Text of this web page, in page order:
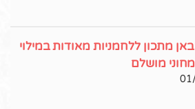
מתכון ללחמניות מאודות במילוי
מושלם